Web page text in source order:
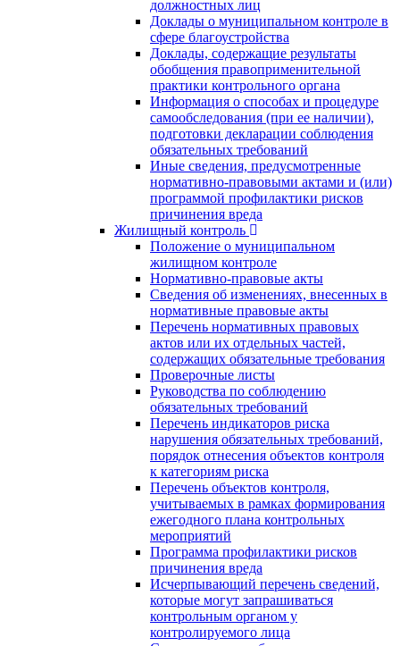
должностных лиц
Доклады о муниципальном контроле в
сфере благоустройства
Доклады, содержащие результаты
обобщения правоприменительной
практики контрольного органа
Информация о способах и процедуре
самообследования (при ее наличии),
подготовки декларации соблюдения
обязательных требований
Иные сведения, предусмотренные
нормативно-правовыми актами и (или)
программой профилактики рисков
причинения вреда
Жилищный контроль
Положение о муниципальном
жилищном контроле
Нормативно-правовые акты
Сведения об изменениях, внесенных в
нормативные правовые акты
Перечень нормативных правовых
актов или их отдельных частей,
содержащих обязательные требования
Проверочные листы
Руководства по соблюдению
обязательных требований
Перечень индикаторов риска
нарушения обязательных требований,
порядок отнесения объектов контроля
к категориям риска
Перечень объектов контроля,
учитываемых в рамках формирования
ежегодного плана контрольных
мероприятий
Программа профилактики рисков
причинения вреда
Исчерпывающий перечень сведений,
которые могут запрашиваться
контрольным органом у
контролируемого лица